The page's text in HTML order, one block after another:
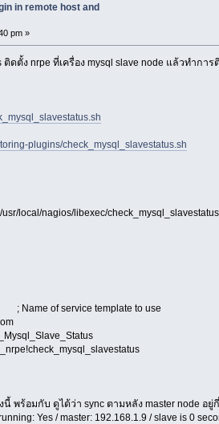
in remote host and
pm »
ดตั้ง nrpe ที่เครื่อง mysql slave node แล้วทำการ
plugins/check_mysql_slavestatus.sh
local/nagios/libexec/
service template to use
พร้อมกับ ดูได้ว่า sync ตามหลัง master node อยู่
Yes / master: 192.168.1.9 / slave is 0